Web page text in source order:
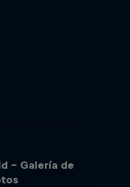
– Galería de